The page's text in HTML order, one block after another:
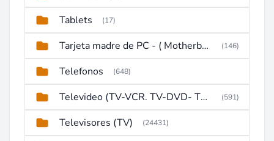
Tablets (17)
Tarjeta madre de PC - ( Motherboard ) (146)
Telefonos (648)
Televideo (TV-VCR. TV-DVD- TV-DVD-VCR) (591)
Televisores (TV) (24431)